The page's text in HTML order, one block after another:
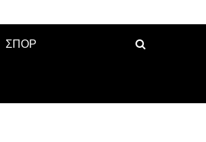
ΣΠΟΡ